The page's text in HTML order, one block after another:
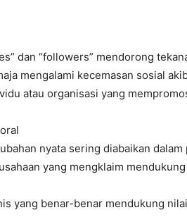
dan “followers” mendorong
mengalami kecemasan sosial
atau organisasi yang
nyata sering diabaikan
yang mengklaim
yang benar-benar mendukung